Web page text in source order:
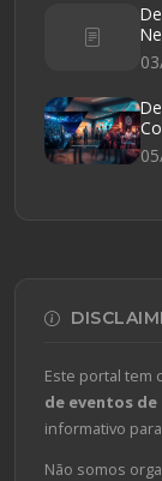
Este portal tem
de eventos
informativo
Não somos